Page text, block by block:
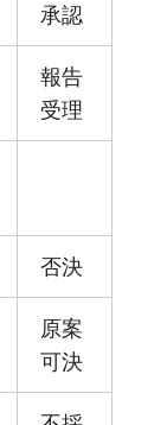
承認
報告
受理
否決
原案
可決